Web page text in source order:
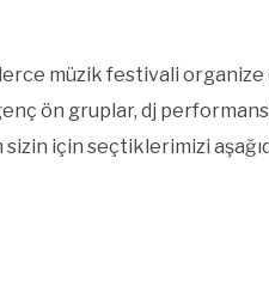
müzik festivali
ön gruplar, dj
için seçtiklerimizi